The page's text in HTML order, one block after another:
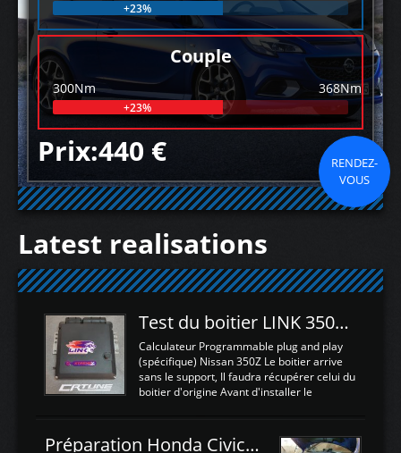
+23%
Couple
300Nm 368Nm
+23%
Prix:440 €
RENDEZ-
VOUS
Latest realisations
Test du boitier LINK 350Z Plugin ECU
Calculateur Programmable plug and play
(spécifique) Nissan 350Z Le boitier arrive
sans le support, Il faudra récupérer celui du
boitier d'origine Avant d'installer le
d'envoyer l'information de la large bande
Préparation Honda Civic Type R FK2